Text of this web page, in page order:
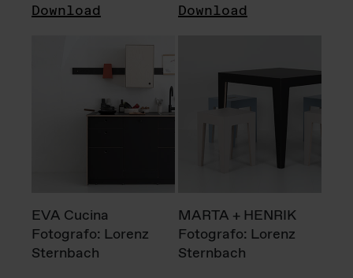
Download Download
EVA Cucina
Fotografo: Lorenz
Sternbach
MARTA + HENRIK
Fotografo: Lorenz
Sternbach